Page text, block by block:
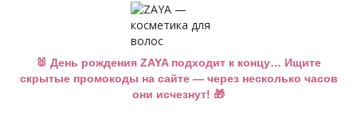
🐰 День рождения ZAYA подходит к концу… Ищите
скрытые промокоды на сайте — через несколько часов
они исчезнут! 🎁